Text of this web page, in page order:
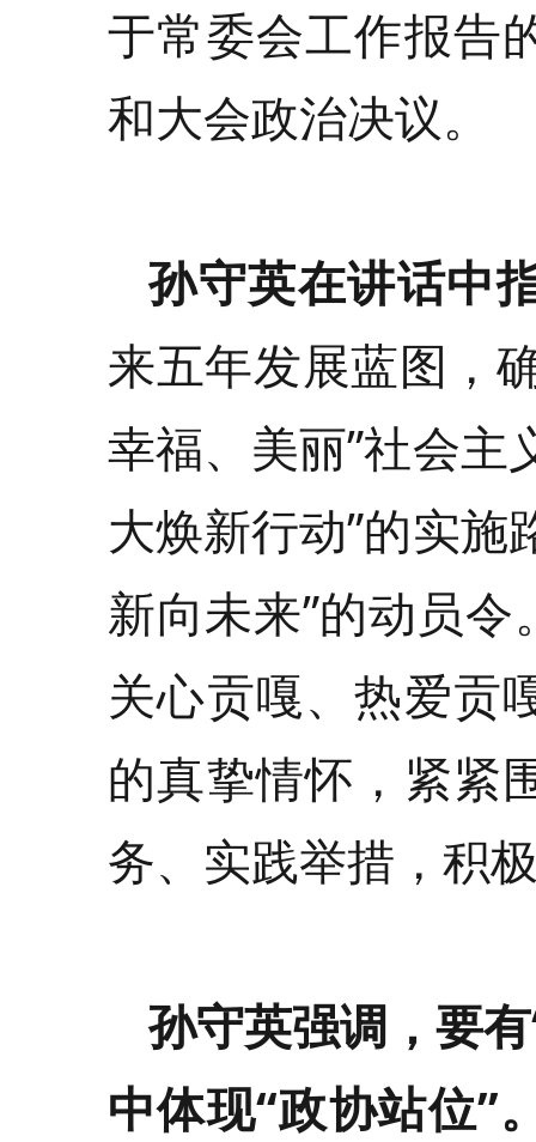
于常委会工作报告
和大会政治决议。
孙守英在讲话中
来五年发展蓝图，
幸福、美丽”社会主
大焕新行动”的实施
新向未来”的动员
关心贡嘎、热爱贡
的真挚情怀，紧紧
务、实践举措，积
孙守英强调，要有
中体现“政协站位”